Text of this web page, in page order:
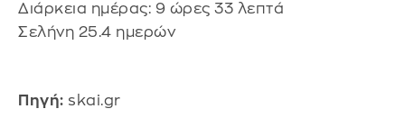
Διάρκεια ημέρας: 9 ώρες 33 λεπτά
Σελήνη 25.4 ημερών
Πηγή: skai.gr